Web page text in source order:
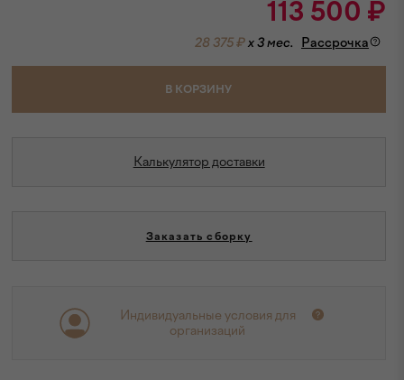
113 500 ₽
28 375 ₽x 3 мес. Рассрочка
В КОРЗИНУ
Калькулятор доставки
Заказать сборку
Индивидуальные условия для
организаций